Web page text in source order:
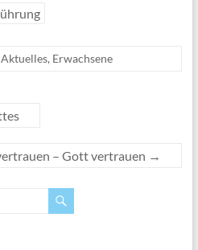
Aktuelles, Erwachsene
– Gott vertrauen →